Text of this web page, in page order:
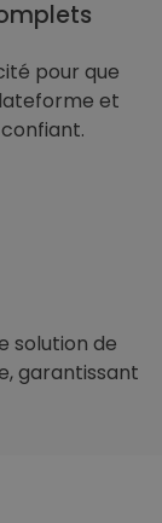
pour que
et
solution de
garantissant